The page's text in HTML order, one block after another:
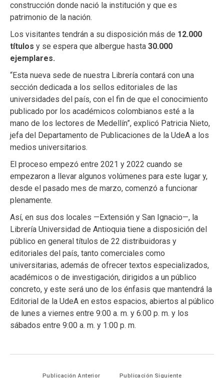
construcción donde nació la institución y que es
patrimonio de la nación.
Los visitantes tendrán a su disposición más de 12.000
títulos y se espera que albergue hasta 30.000
ejemplares.
“Esta nueva sede de nuestra Librería contará con una
sección dedicada a los sellos editoriales de las
universidades del país, con el fin de que el conocimiento
publicado por los académicos colombianos esté a la
mano de los lectores de Medellín”, explicó Patricia Nieto,
jefa del Departamento de Publicaciones de la UdeA a los
medios universitarios.
El proceso empezó entre 2021 y 2022 cuando se
empezaron a llevar algunos volúmenes para este lugar y,
desde el pasado mes de marzo, comenzó a funcionar
plenamente.
Así, en sus dos locales —Extensión y San Ignacio—, la
Librería Universidad de Antioquia tiene a disposición del
público en general títulos de 22 distribuidoras y
editoriales del país, tanto comerciales como
universitarias, además de ofrecer textos especializados,
académicos o de investigación, dirigidos a un público
concreto, y este será uno de los énfasis que mantendrá la
Editorial de la UdeA en estos espacios, abiertos al público
de lunes a viernes entre 9:00 a. m. y 6:00 p. m. y los
sábados entre 9:00 a. m. y 1:00 p. m.
Publicación Anterior Publicación Siguiente